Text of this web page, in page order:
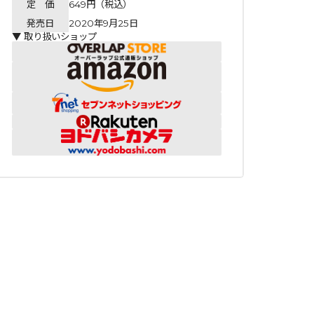
定 価
649円（税込）
発売日
2020年9月25日
▼ 取り扱いショップ